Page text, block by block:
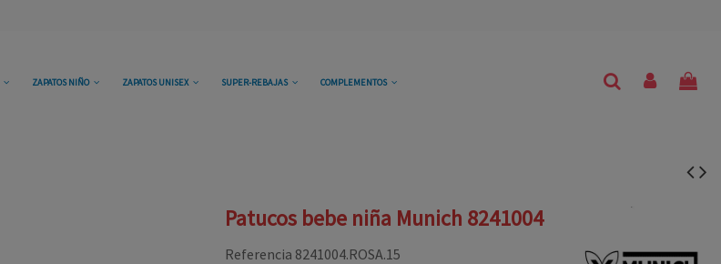
ZAPATOS NIÑO ZAPATOS UNISEX SUPER-REBAJAS COMPLEMENTOS
Patucos bebe niña Munich 8241004
Referencia 8241004.ROSA.15